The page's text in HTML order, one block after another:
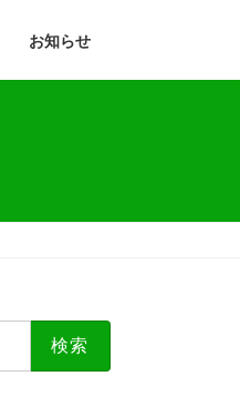
お知らせ